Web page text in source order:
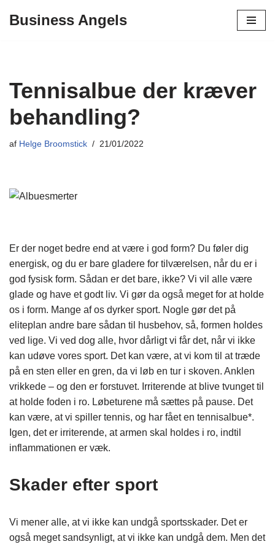
Business Angels
Tennisalbue der kræver
behandling?
af Helge Broomstick 21/01/2022
Er der noget bedre end at være i god form? Du føler dig
energisk, og du er bare gladere for tilværelsen, når du er i
god fysisk form. Sådan er det bare, ikke? Vi vil alle være
glade og have et godt liv. Vi gør da også meget for at holde
os i form. Mange af os dyrker sport. Nogle gør det på
eliteplan andre bare sådan til husbehov, så, formen holdes
ved lige. Vi ved dog alle, hvor dårligt vi får det, når vi ikke
kan udøve vores sport. Det kan være, at vi kom til at træde
på en sten eller en gren, da vi løb en tur i skoven. Anklen
vrikkede – og den er forstuvet. Irriterende at blive tvunget til
at holde foden i ro. Løbeturene må sættes på pause. Det
kan være, at vi spiller tennis, og har fået en tennisalbue*.
Igen, det er irriterende, at armen skal holdes i ro, indtil
inflammationen er væk.
Skader efter sport
Vi mener alle, at vi ikke kan undgå sportsskader. Det er
også meget sandsynligt, at vi ikke kan undgå dem. Men det